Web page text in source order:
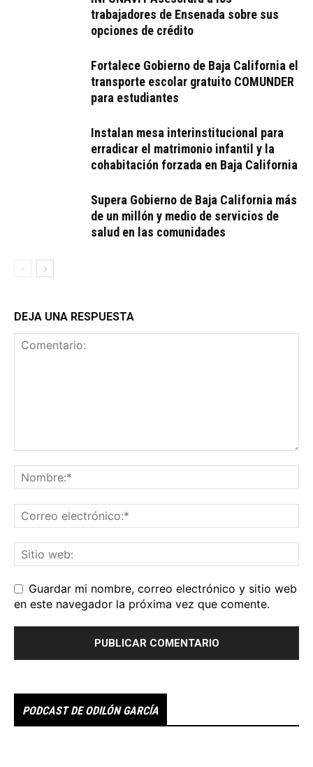
trabajadores de Ensenada sobre sus
opciones de crédito
Fortalece Gobierno de Baja California el
transporte escolar gratuito COMUNDER
para estudiantes
Instalan mesa interinstitucional para
erradicar el matrimonio infantil y la
cohabitación forzada en Baja California
Supera Gobierno de Baja California más
de un millón y medio de servicios de
salud en las comunidades
DEJA UNA RESPUESTA
Guardar mi nombre, correo electrónico y sitio web
en este navegador la próxima vez que comente.
PODCAST DE ODILÓN GARCÍA